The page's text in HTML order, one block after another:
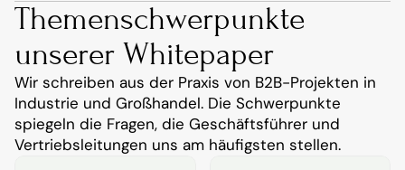
Themenschwerpunkte
unserer Whitepaper
Wir schreiben aus der Praxis von B2B-Projekten in
Industrie und Großhandel. Die Schwerpunkte
spiegeln die Fragen, die Geschäftsführer und
Vertriebsleitungen uns am häufigsten stellen.